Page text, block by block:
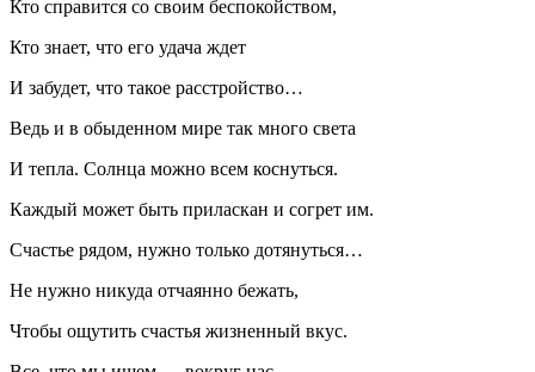
Кто справится со своим беспокойством,
Кто знает, что его удача ждет
И забудет, что такое расстройство…
Ведь и в обыденном мире так много света
И тепла. Солнца можно всем коснуться.
Каждый может быть приласкан и согрет им.
Счастье рядом, нужно только дотянуться…
Не нужно никуда отчаянно бежать,
Чтобы ощутить счастья жизненный вкус.